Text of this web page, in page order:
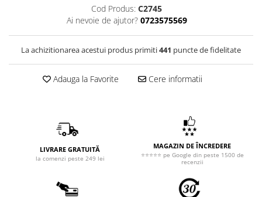
Cod Produs: C2745
Ai nevoie de ajutor? 0723575569
La achizitionarea acestui produs primiti441 puncte de fidelitate
Adauga la Favorite Cere informatii
LIVRARE GRATUITĂ
la comenzi peste 249 lei
MAGAZIN DE ÎNCREDERE
⭐⭐⭐⭐⭐ pe Google din peste 1500 de
recenzii